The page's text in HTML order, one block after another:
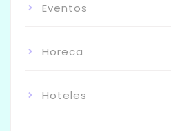
Eventos
Horeca
Hoteles